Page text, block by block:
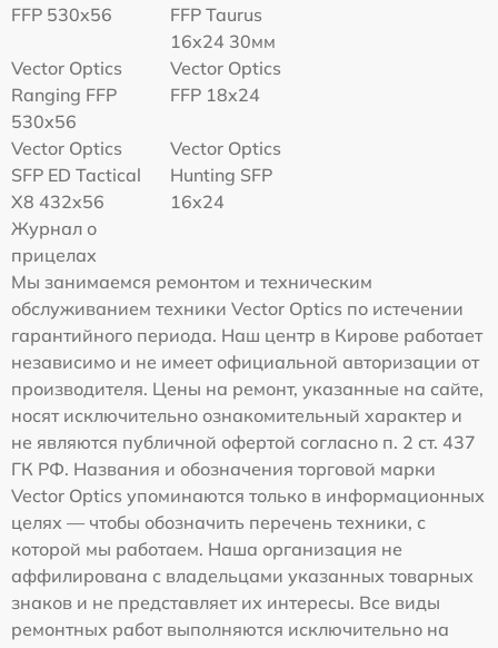
FFP 530x56
FFP Taurus
16x24 30мм
Vector Optics
Ranging FFP
530x56
Vector Optics
FFP 18x24
Vector Optics
SFP ED Tactical
X8 432x56
Vector Optics
Hunting SFP
16x24
Журнал о
прицелах
Мы занимаемся ремонтом и техническим
обслуживанием техники Vector Optics по истечении
гарантийного периода. Наш центр в Кирове работает
независимо и не имеет официальной авторизации от
производителя. Цены на ремонт, указанные на сайте,
носят исключительно ознакомительный характер и
не являются публичной офертой согласно п. 2 ст. 437
ГК РФ. Названия и обозначения торговой марки
Vector Optics упоминаются только в информационных
целях — чтобы обозначить перечень техники, с
которой мы работаем. Наша организация не
аффилирована с владельцами указанных товарных
знаков и не представляет их интересы. Все виды
ремонтных работ выполняются исключительно на